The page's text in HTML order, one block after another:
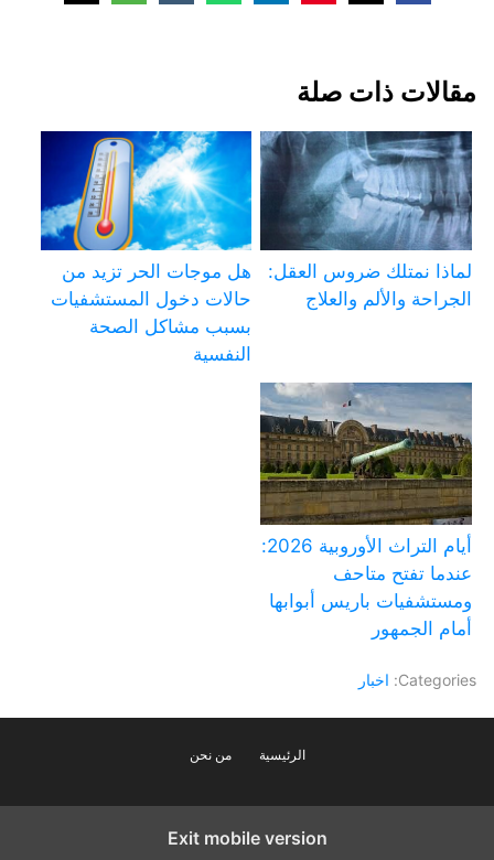
مقالات ذات صلة
لماذا نمتلك ضروس العقل:
الجراحة والألم والعلاج
هل موجات الحر تزيد من
حالات دخول المستشفيات
بسبب مشاكل الصحة
النفسية
أيام التراث الأوروبية 2026:
عندما تفتح متاحف
ومستشفيات باريس أبوابها
أمام الجمهور
Categories: اخبار
الرئيسية من نحن
Exit mobile version